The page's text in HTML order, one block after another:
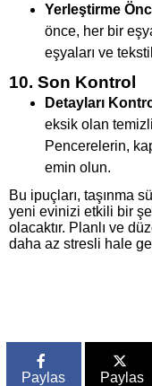
Yerleştirme
önce, her bir
eşyaları ve
10. Son Kontrol
Detayları
eksik olan
Pencerelerin,
emin olun.
Bu ipuçları, taşınma
yeni evinizi etkili bir
olacaktır. Planlı ve
daha az stresli hale
Paylas Paylas